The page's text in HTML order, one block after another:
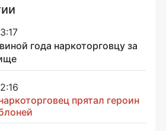
года наркоторговцу за
прятал героин